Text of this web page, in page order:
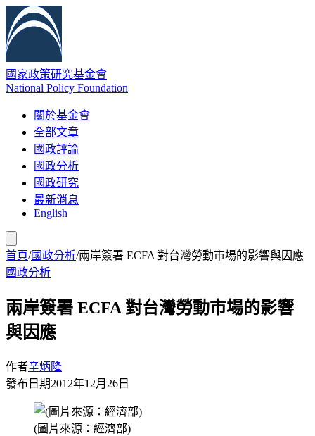
國家政策研究基金會
National Policy Foundation
關於基金會
全部文章
國政評論
國政分析
國政研究
最新消息
English
首頁/國政分析/兩岸簽署 ECFA 對台灣勞動市場的影響與因應
國政分析
兩岸簽署 ECFA 對台灣勞動市場的影響
與因應
作者辛炳隆
發布日期2012年12月26日
(圖片來源：經濟部)